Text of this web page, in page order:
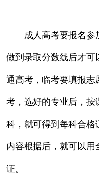
成人高考要报名参
做到录取分数线后才
通高考，临考要填报
考，选好的专业后，
科，就可得到每科合
内容根据后，就可以
证。